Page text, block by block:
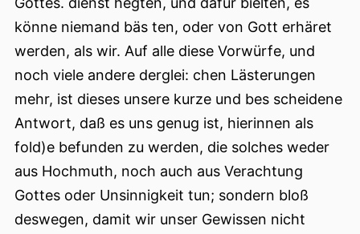
könne niemand bäs ten, oder von Gott erhäret
werden, als wir. Auf alle diese Vorwürfe, und
noch viele andere derglei: chen Lästerungen
mehr, ist dieses unsere kurze und bes scheidene
Antwort, daß es uns genug ist, hierinnen als
fold)e befunden zu werden, die solches weder
aus Hochmuth, noch auch aus Verachtung
Gottes oder Unsinnigkeit tun; sondern bloß
deswegen, damit wir unser Gewissen nicht